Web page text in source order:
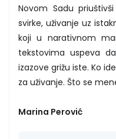
Novom Sadu
svirke, uživanje uz
koji u narativnom
tekstovima uspeva
izazove grižu iste. Ko
za uživanje. Što se
Marina Perović